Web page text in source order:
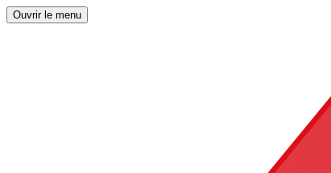
Ouvrir le menu